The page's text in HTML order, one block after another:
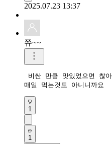
2025.07.23 13:37
쮸~~
비싼 만큼 맛있었으면 찮
매일 먹는것도 아니니까요
1
1